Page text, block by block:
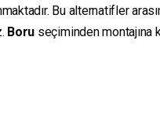
Bu alternatifler
Boru seçiminden montajına